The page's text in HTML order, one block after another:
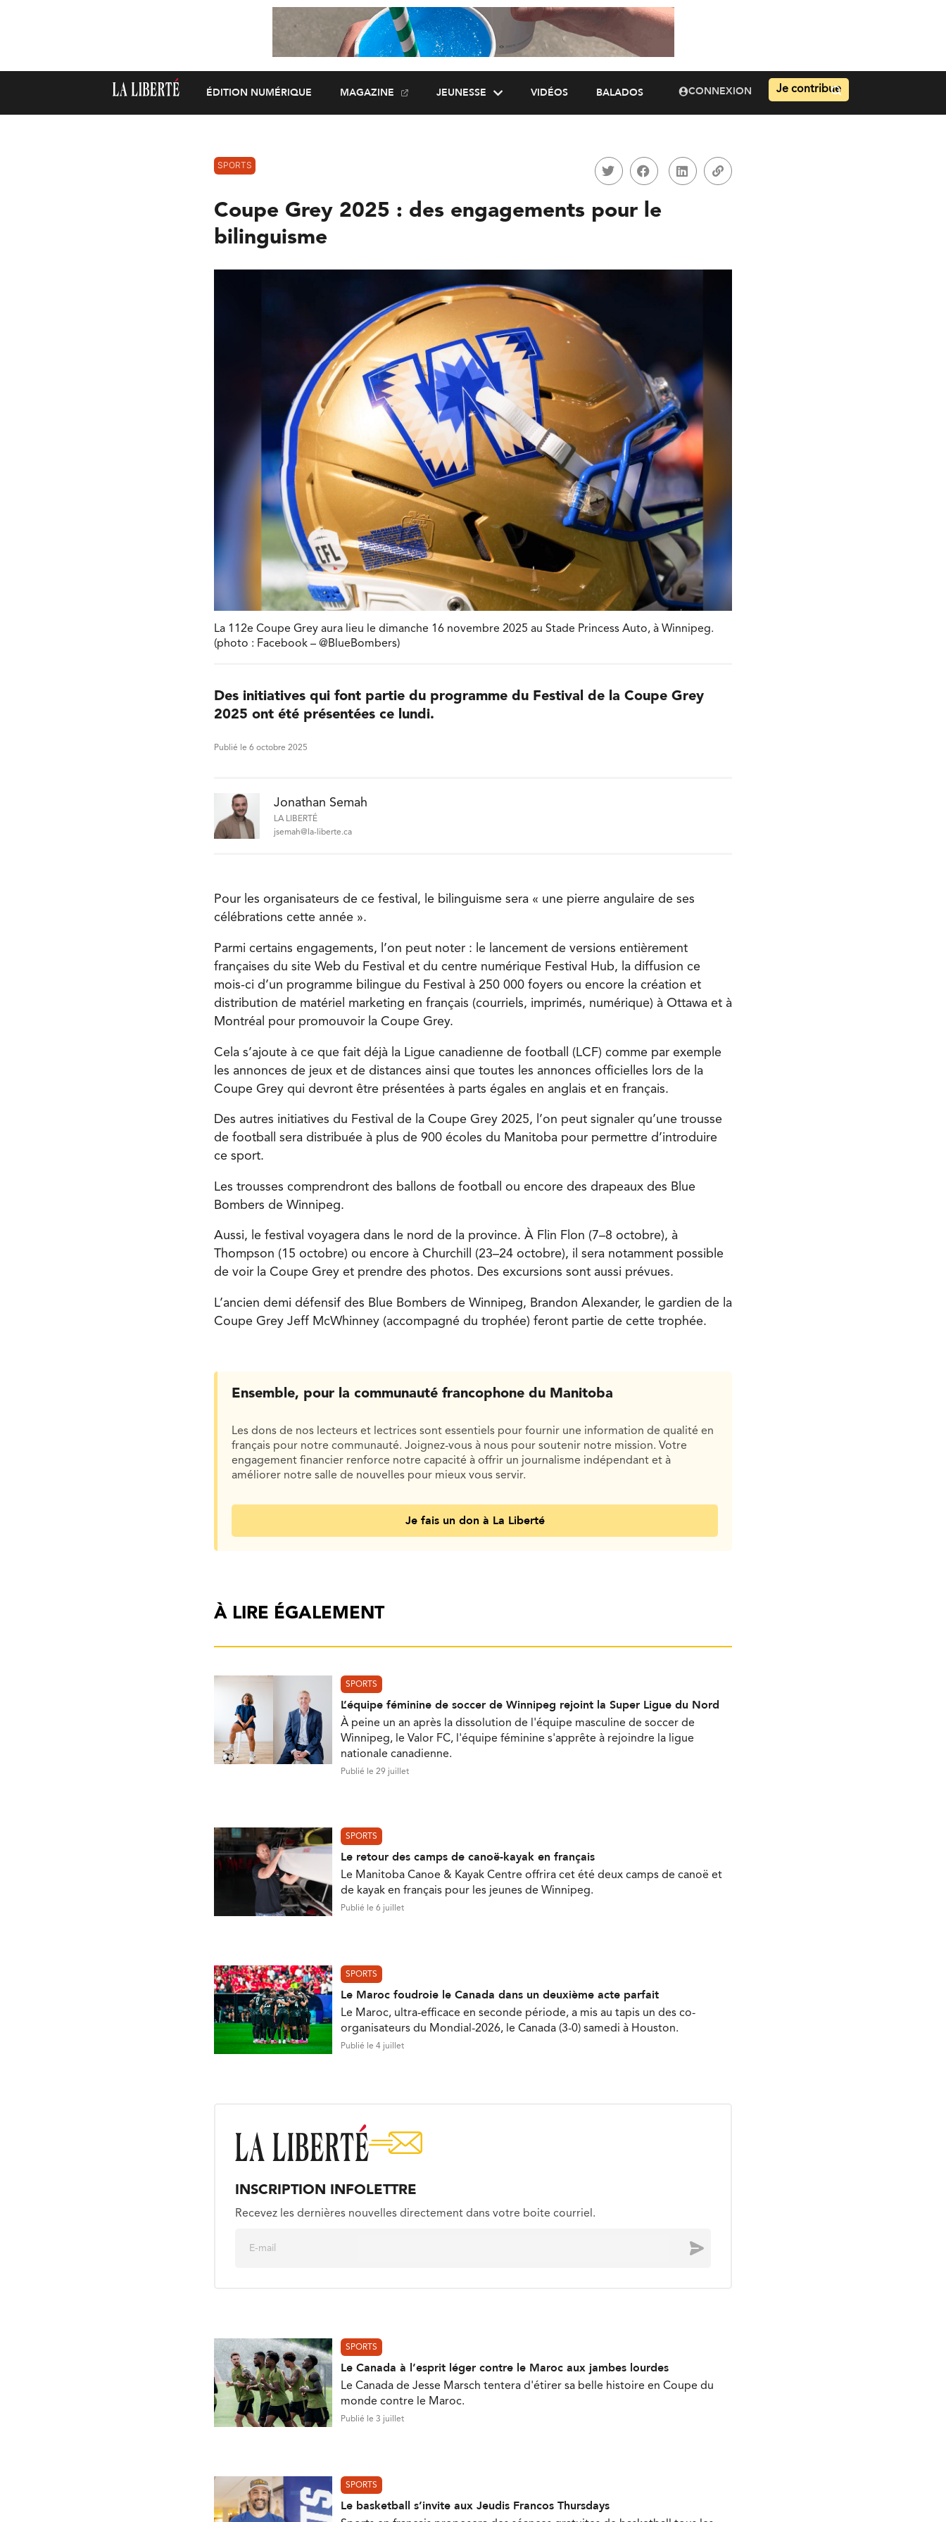
ÉDITION NUMÉRIQUE MAGAZINE JEUNESSE VIDÉOS BALADOS CONNEXION Je contribue
SPORTS
Coupe Grey 2025 : des engagements pour le
bilinguisme
La 112e Coupe Grey aura lieu le dimanche 16 novembre 2025 au Stade Princess Auto, à Winnipeg.
(photo : Facebook – @BlueBombers)
Des initiatives qui font partie du programme du Festival de la Coupe Grey
2025 ont été présentées ce lundi.
Publié le 6 octobre 2025
Jonathan Semah
LA LIBERTÉ
jsemah@la-liberte.ca
Pour les organisateurs de ce festival, le bilinguisme sera « une pierre angulaire de ses
célébrations cette année ».
Parmi certains engagements, l’on peut noter : le lancement de versions entièrement
françaises du site Web du Festival et du centre numérique Festival Hub, la diffusion ce
mois-ci d’un programme bilingue du Festival à 250 000 foyers ou encore la création et
distribution de matériel marketing en français (courriels, imprimés, numérique) à Ottawa et à
Montréal pour promouvoir la Coupe Grey.
Cela s’ajoute à ce que fait déjà la Ligue canadienne de football (LCF) comme par exemple
les annonces de jeux et de distances ainsi que toutes les annonces officielles lors de la
Coupe Grey qui devront être présentées à parts égales en anglais et en français.
Des autres initiatives du Festival de la Coupe Grey 2025, l’on peut signaler qu’une trousse
de football sera distribuée à plus de 900 écoles du Manitoba pour permettre d’introduire
ce sport.
Les trousses comprendront des ballons de football ou encore des drapeaux des Blue
Bombers de Winnipeg.
Aussi, le festival voyagera dans le nord de la province. À Flin Flon (7–8 octobre), à
Thompson (15 octobre) ou encore à Churchill (23–24 octobre), il sera notamment possible
de voir la Coupe Grey et prendre des photos. Des excursions sont aussi prévues.
L’ancien demi défensif des Blue Bombers de Winnipeg, Brandon Alexander, le gardien de la
Coupe Grey Jeff McWhinney (accompagné du trophée) feront partie de cette trophée.
Ensemble, pour la communauté francophone du Manitoba
Les dons de nos lecteurs et lectrices sont essentiels pour fournir une information de qualité en
français pour notre communauté. Joignez-vous à nous pour soutenir notre mission. Votre
engagement financier renforce notre capacité à offrir un journalisme indépendant et à
améliorer notre salle de nouvelles pour mieux vous servir.
Je fais un don à La Liberté
À LIRE ÉGALEMENT
SPORTS
L’équipe féminine de soccer de Winnipeg rejoint la Super Ligue du Nord
À peine un an après la dissolution de l'équipe masculine de soccer de
Winnipeg, le Valor FC, l'équipe féminine s'apprête à rejoindre la ligue
nationale canadienne.
Publié le 29 juillet
SPORTS
Le retour des camps de canoë-kayak en français
Le Manitoba Canoe & Kayak Centre offrira cet été deux camps de canoë et
de kayak en français pour les jeunes de Winnipeg.
Publié le 6 juillet
SPORTS
Le Maroc foudroie le Canada dans un deuxième acte parfait
Le Maroc, ultra-efficace en seconde période, a mis au tapis un des co-
organisateurs du Mondial-2026, le Canada (3-0) samedi à Houston.
Publié le 4 juillet
INSCRIPTION INFOLETTRE
Recevez les dernières nouvelles directement dans votre boite courriel.
Envoyer
SPORTS
Le Canada à l’esprit léger contre le Maroc aux jambes lourdes
Le Canada de Jesse Marsch tentera d'étirer sa belle histoire en Coupe du
monde contre le Maroc.
Publié le 3 juillet
SPORTS
Le basketball s’invite aux Jeudis Francos Thursdays